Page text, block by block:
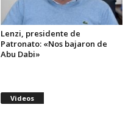
Lenzi, presidente de
Patronato: «Nos bajaron de
Abu Dabi»
Videos